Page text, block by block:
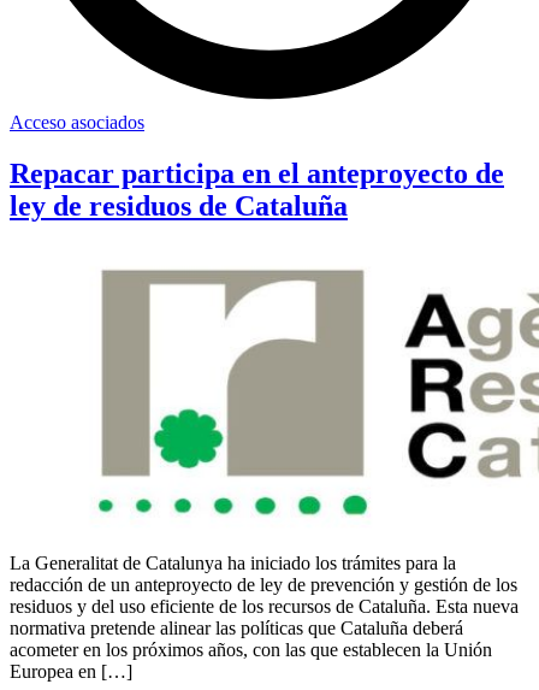
Acceso asociados
Repacar participa en el anteproyecto de
ley de residuos de Cataluña
La Generalitat de Catalunya ha iniciado los trámites para la
redacción de un anteproyecto de ley de prevención y gestión de los
residuos y del uso eficiente de los recursos de Cataluña. Esta nueva
normativa pretende alinear las políticas que Cataluña deberá
acometer en los próximos años, con las que establecen la Unión
Europea en […]